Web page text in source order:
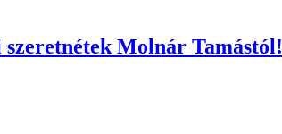
Molnár Tamástól!